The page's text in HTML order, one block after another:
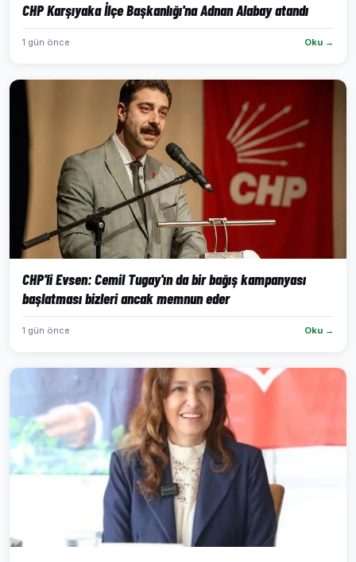
CHP Karşıyaka İlçe Başkanlığı'na Adnan Alabay atandı
1 gün önce Oku →
CHP'li Evsen: Cemil Tugay'ın da bir bağış kampanyası
başlatması bizleri ancak memnun eder
1 gün önce Oku →